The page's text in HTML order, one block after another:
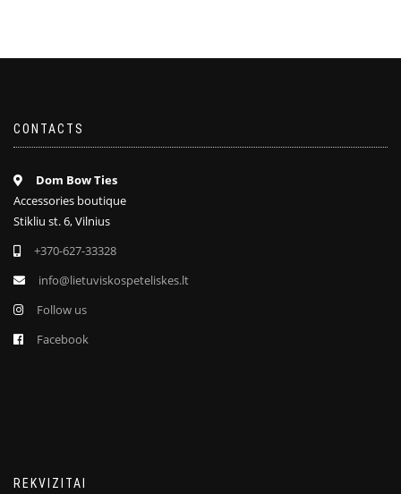
CONTACTS
Dom Bow Ties
Accessories boutique
Stikliu st. 6, Vilnius
+370-627-33328
info@lietuviskospeteliskes.lt
Follow us
Facebook
REKVIZITAI